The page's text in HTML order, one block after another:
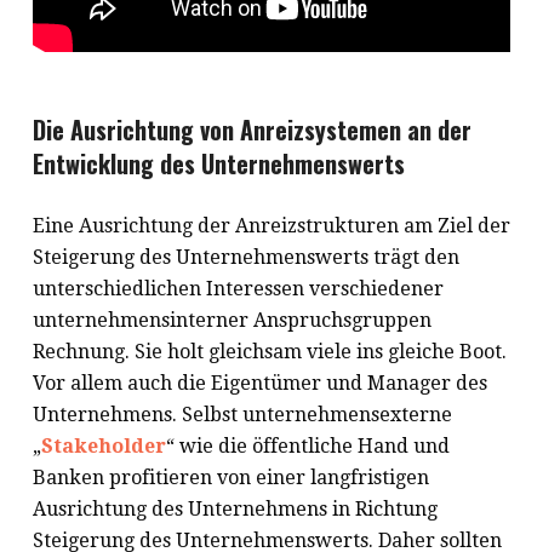
Die Ausrichtung von Anreizsystemen an der
Entwicklung des Unternehmenswerts
Eine Ausrichtung der Anreizstrukturen am Ziel der
Steigerung des Unternehmenswerts trägt den
unterschiedlichen Interessen verschiedener
unternehmensinterner Anspruchsgruppen
Rechnung. Sie holt gleichsam viele ins gleiche Boot.
Vor allem auch die Eigentümer und Manager des
Unternehmens. Selbst unternehmensexterne
„Stakeholder“ wie die öffentliche Hand und
Banken profitieren von einer langfristigen
Ausrichtung des Unternehmens in Richtung
Steigerung des Unternehmenswerts. Daher sollten